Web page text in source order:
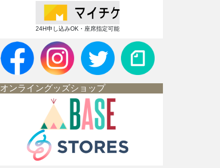
24H申し込みOK・座席指定可能
オンライングッズショップ